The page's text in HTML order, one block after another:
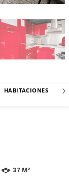
HABITACIONES
37 M²